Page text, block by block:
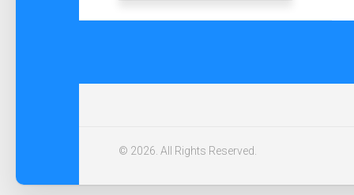
© 2026. All Rights Reserved.